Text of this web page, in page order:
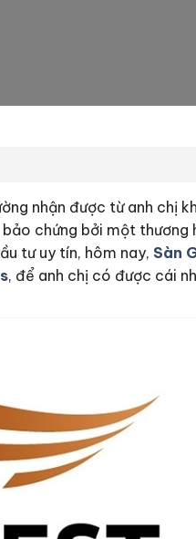
nhận được từ anh chị
chứng bởi một thương
tư uy tín, hôm nay, Sàn
, để anh chị có được cái